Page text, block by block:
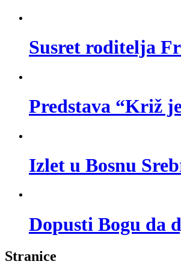
Susret roditelja
Predstava “Križ
Izlet u Bosnu
Dopusti Bogu da
Stranice